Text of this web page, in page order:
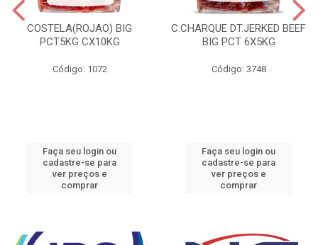
COSTELA(ROJAO) BIG
PCT5KG CX10KG
Código: 1072
Faça seu login ou
cadastre-se para
ver preços e
comprar
C.CHARQUE DT.JERKED BEEF
BIG PCT 6X5KG
Código: 3748
Faça seu login ou
cadastre-se para
ver preços e
comprar